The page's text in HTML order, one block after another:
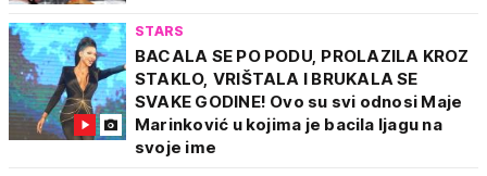
STARS
BACALA SE PO PODU, PROLAZILA KROZ
STAKLO, VRIŠTALA I BRUKALA SE
SVAKE GODINE! Ovo su svi odnosi Maje
Marinković u kojima je bacila ljagu na
svoje ime